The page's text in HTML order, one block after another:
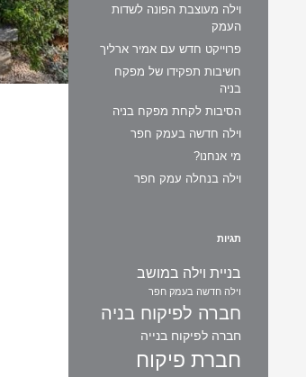
וילה מעוצבת הפונה לשדות
העמק
פרוייקט חדש עם אמיר ארליך
חשיבות תפקידו של מפקח
בניה
הסיבות לקחת מפקח בניה
וילה חדשה בעמק חפר
מי אנחנו?
וילה בנחלה עמק חפר
תגיות
בניית וילה במושב
וילה חדשה בעמק חפר
חברה לפיקוח בניה
חברה לפיקוח בנייה
חברת פיקוח